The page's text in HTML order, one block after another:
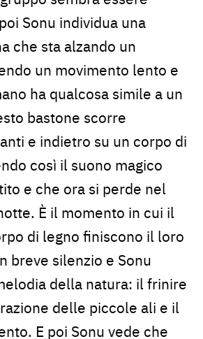
Sonu individua una
che sta alzando un
un movimento lento e
ha qualcosa simile a un
bastone scorre
e indietro su un corpo di
così il suono magico
e che ora si perde nel
È il momento in cui il
di legno finiscono il loro
breve silenzio e Sonu
della natura: il frinire
delle piccole ali e il
E poi Sonu vede che